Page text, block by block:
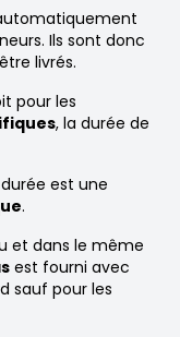
Ils sont donc
livrés.
pour les
, la durée de
est une
.
et dans le même
est fourni avec
sauf pour les